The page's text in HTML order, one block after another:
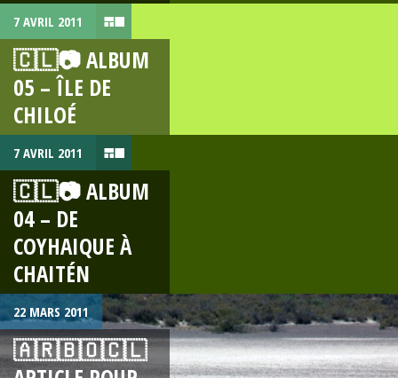
7 AVRIL 2011
🇨🇱📷 ALBUM
05 – ÎLE DE
CHILOÉ
7 AVRIL 2011
🇨🇱📷 ALBUM
04 – DE
COYHAIQUE À
CHAITÉN
22 MARS 2011
🇦🇷🇧🇴🇨🇱